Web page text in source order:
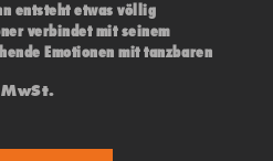
entsteht etwas völlig
verbindet mit seinem
Emotionen mit tanzbaren